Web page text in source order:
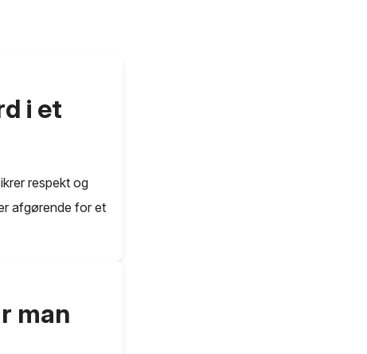
i et
respekt og
afgørende for et
man